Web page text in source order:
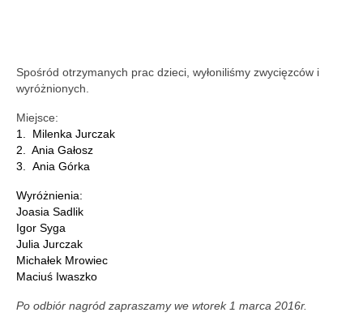
wydarzenia 2016
RODO
Klauzula informacyjna
Polityka prywatności
Regulamin
Regulamin korzystania ze zbiorów i usług GBP
w Porąbce.
Galeria
Spośród otrzymanych prac dzieci, wyłoniliśmy zwycięzców i
wyróżnionych.
Miejsce:
1. Milenka Jurczak
2. Ania Gałosz
3. Ania Górka
Wyróżnienia:
Joasia Sadlik
Igor Syga
Julia Jurczak
Michałek Mrowiec
Maciuś Iwaszko
Po odbiór nagród zapraszamy we wtorek 1 marca 2016r.